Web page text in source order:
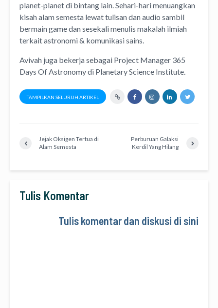
planet-planet di bintang lain. Sehari-hari menuangkan
kisah alam semesta lewattulisandanaudio sambil
bermain game dan sesekali menulis makalah ilmiah
terkait astronomi & komunikasi sains.
Avivah juga bekerja sebagai Project Manager 365
Days Of Astronomydi Planetary Science Institute.
TAMPILKAN SELURUH ARTIKEL
Jejak Oksigen Tertua di
Alam Semesta
Perburuan Galaksi
Kerdil Yang Hilang
Tulis Komentar
Tulis komentar dan diskusi di sini